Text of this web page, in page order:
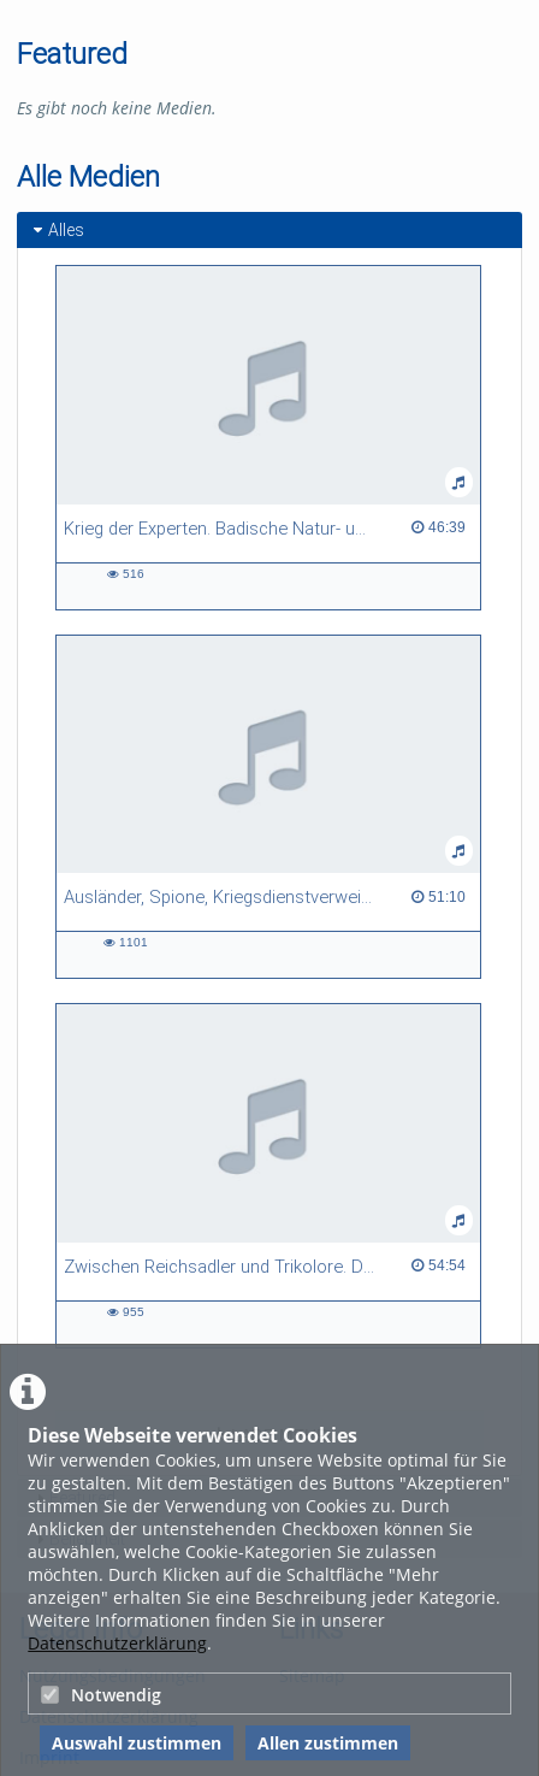
Diese Webseite verwendet Cookies
Wir verwenden Cookies, um unsere Website optimal für Sie
zu gestalten. Mit dem Bestätigen des Buttons "Akzeptieren"
stimmen Sie der Verwendung von Cookies zu. Durch
Anklicken der untenstehenden Checkboxen können Sie
auswählen, welche Cookie-Kategorien Sie zulassen
möchten. Durch Klicken auf die Schaltfläche "Mehr
anzeigen" erhalten Sie eine Beschreibung jeder Kategorie.
Weitere Informationen finden Sie in unserer
Datenschutzerklärung.
Notwendig
Auswahl zustimmen Allen zustimmen
Featured
Es gibt noch keine Medien.
Alle Medien
Alles
Krieg der Experten. Badische Natur- und Technikwissenschaftler 1914-18 46:39
46:39 duration
516
Ausländer, Spione, Kriegsdienstverweigerer: Der Grenzraum Basel im Ersten Weltkrieg 51:10
51:10 duration
1101
Zwischen Reichsadler und Trikolore. Das Elsass im Ersten Weltkrieg 54:54
54:54 duration
955
LADE MEHR
Featured
Beliebtheit
Legal Info
Nutzungsbedingungen
Datenschutzerklärung
Imprint
Links
Sitemap